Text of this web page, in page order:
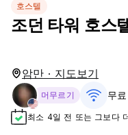
호스텔
조던 타워 호스
암만 · 지도보기
머무르기 무
최소 4일 전 또는 그보다